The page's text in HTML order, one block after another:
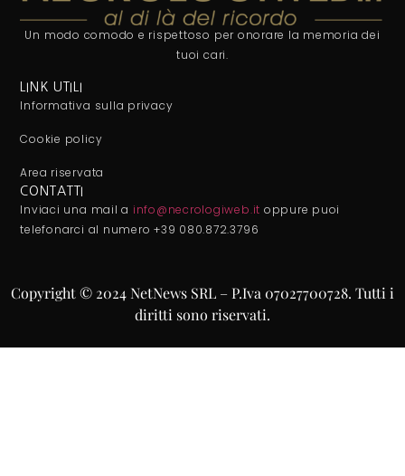
Un modo comodo e rispettoso per onorare la memoria dei
tuoi cari.
LINK UTILI
Informativa sulla privacy
Cookie policy
Area riservata
CONTATTI
Inviaci una mail a info@necrologiweb.it oppure puoi
telefonarci al numero +39 080.872.3796
Copyright © 2024 NetNews SRL – P.Iva 07027700728. Tutti i
diritti sono riservati.